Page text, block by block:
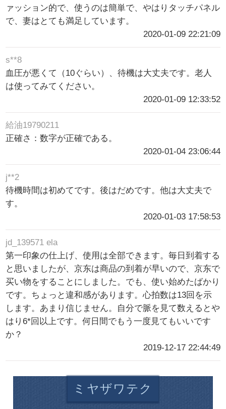
ァッション的で、使うのは簡単で、やはりタッチパネル
で、妻はとても満足しています。
2020-01-09 22:21:09
s**8
血圧が悪くて（10ぐらい）、待機は大丈夫です。老人
は使ってみてください。
2020-01-09 12:33:52
給油19790211
正確さ：数字が正確である。
2020-01-04 23:06:44
j**2
待機時間は初めてです。後はだめです。他は大丈夫で
す。
2020-01-03 17:58:53
jd_139571 ela
第一印象の仕上げ、使用は全部できます。毎日到着する
と思いましたが、京东は商品の到着が早いので、京东で
买い物をすることにしました。でも、使い始めたばかり
です。ちょっと違和感があります。心拍数は13回を示
します。あまり信じません。自分で脈を見て数えるとや
はり6*回以上です。何日間でもう一度見てもいいです
か？
2019-12-17 22:44:49
ミヤザワテク